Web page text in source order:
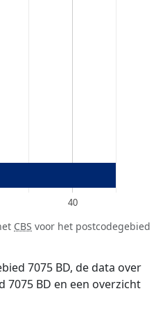
40
CBS voor het postcodegebied
7075 BD, de data over
BD en een overzicht